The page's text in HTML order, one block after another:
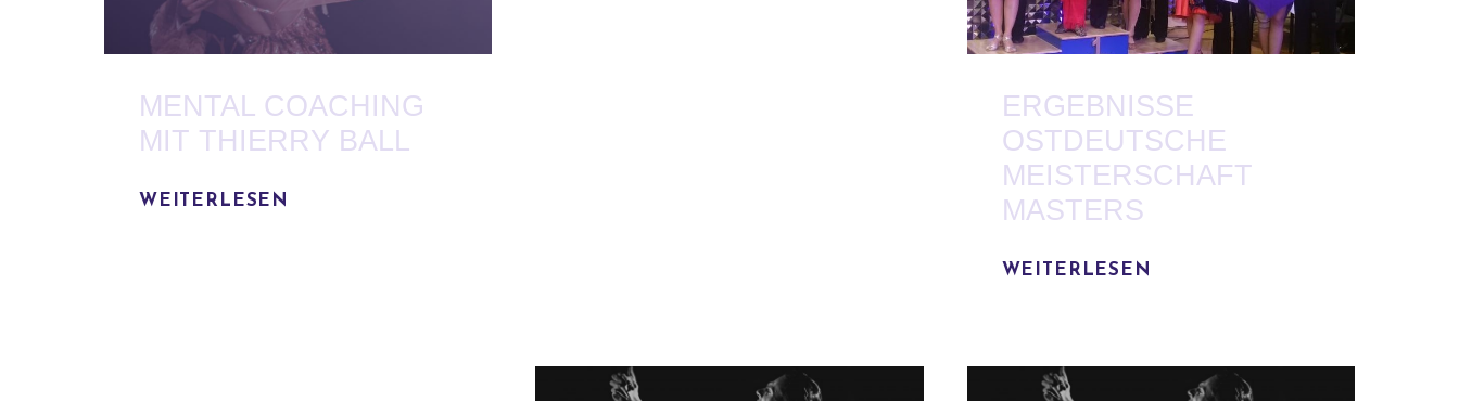
MENTAL COACHING
MIT THIERRY BALL
WEITERLESEN
ERGEBNISSE
OSTDEUTSCHE
MEISTERSCHAFT
MASTERS
WEITERLESEN